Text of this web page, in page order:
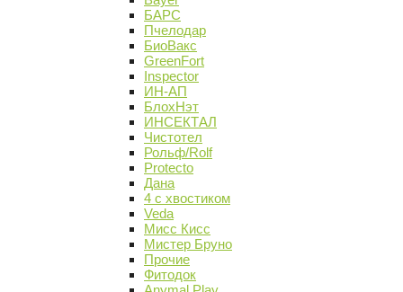
БАРС
Пчелодар
БиоВакс
GreenFort
Inspector
ИН-АП
БлохНэт
ИНСЕКТАЛ
Чистотел
Рольф/Rolf
Protecto
Дана
4 с хвостиком
Veda
Мисс Кисс
Мистер Бруно
Прочие
Фитодок